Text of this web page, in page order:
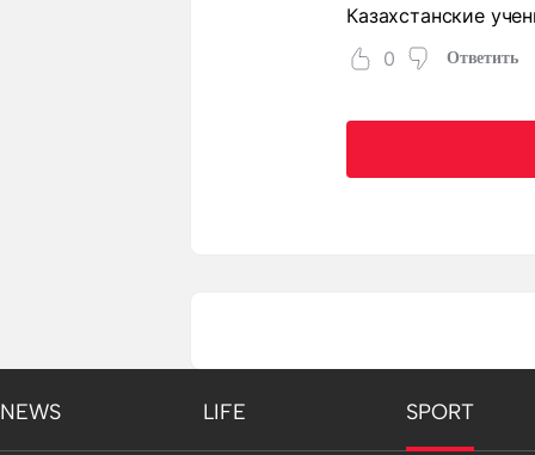
Казахстанские
0
Ответить
NEWS LIFE SPORT